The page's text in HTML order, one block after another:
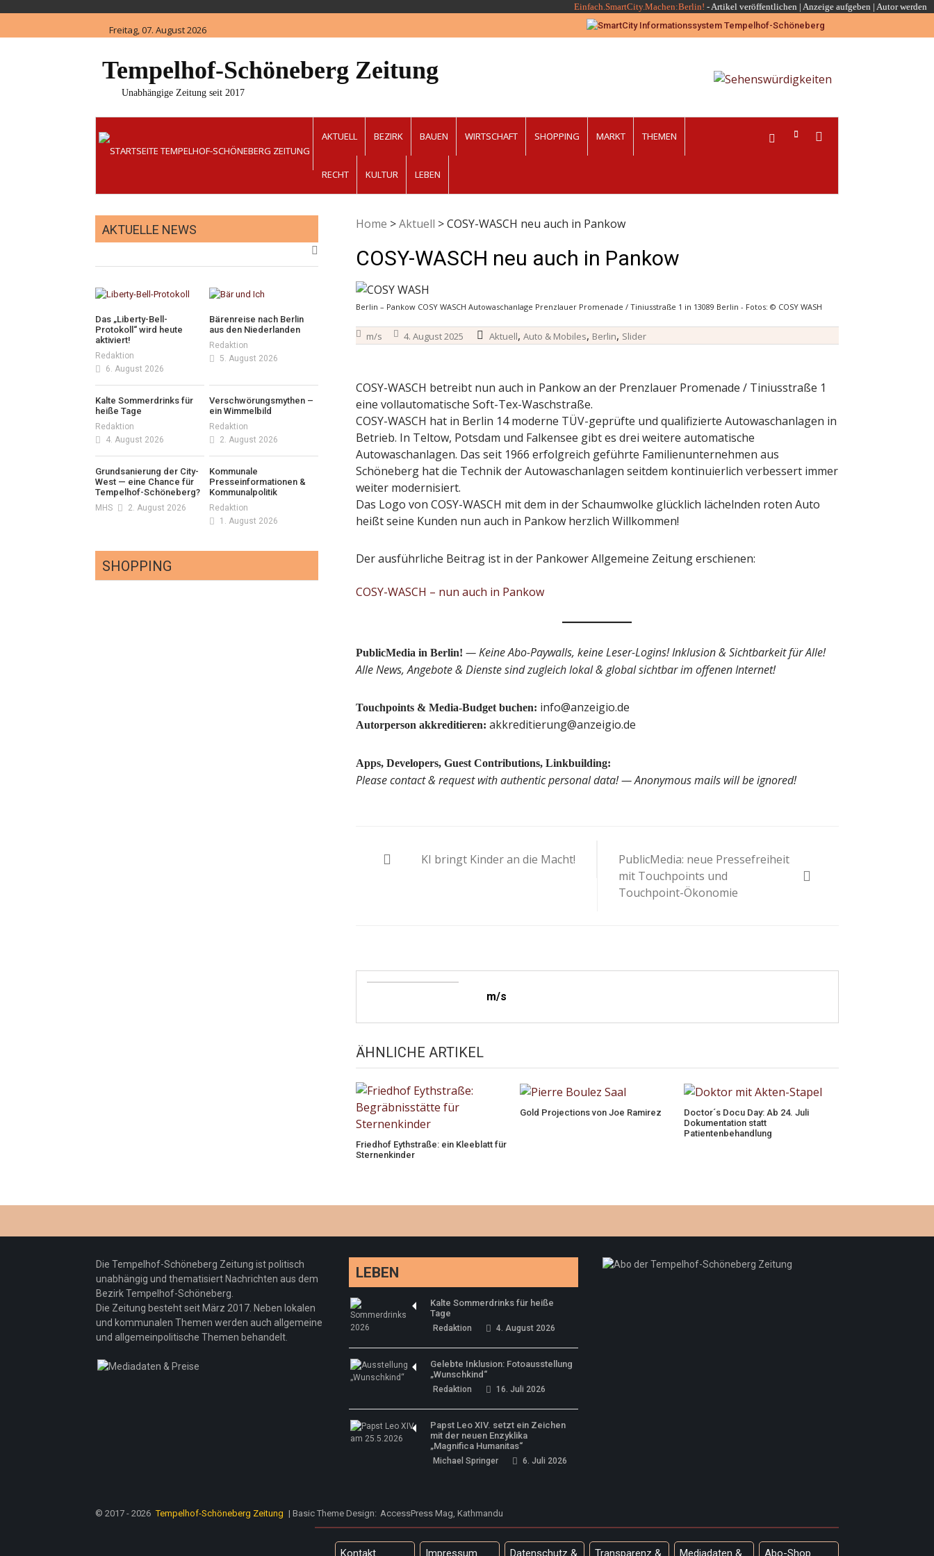
content
Einfach.SmartCity.Machen:Berlin! -Artikel veröffentlichen | Anzeige aufgeben | Autor werden
Freitag, 07. August 2026
Tempelhof-Schöneberg Zeitung
Unabhängige Zeitung seit 2017
AKTUELL BEZIRK BAUEN WIRTSCHAFT SHOPPING MARKT THEMEN
RECHT KULTUR LEBEN
Home >Aktuell >COSY-WASCH neu auch in Pankow
COSY-WASCH neu auch in Pankow
Berlin – Pankow COSY WASCH Autowaschanlage Prenzlauer Promenade / Tiniusstraße 1 in 13089 Berlin - Fotos: © COSY WASH
m/s 4. August 2025 Aktuell, Auto & Mobiles, Berlin, Slider
COSY-WASCH betreibt nun auch in Pankow an der Prenzlauer Promenade / Tiniusstraße 1
eine vollautomatische Soft-Tex-Waschstraße.
COSY-WASCH hat in Berlin 14 moderne TÜV-geprüfte und qualifizierte Autowaschanlagen in
Betrieb. In Teltow, Potsdam und Falkensee gibt es drei weitere automatische
Autowaschanlagen. Das seit 1966 erfolgreich geführte Familienunternehmen aus
Schöneberg hat die Technik der Autowaschanlagen seitdem kontinuierlich verbessert immer
weiter modernisiert.
Das Logo von COSY-WASCH mit dem in der Schaumwolke glücklich lächelnden roten Auto
heißt seine Kunden nun auch in Pankow herzlich Willkommen!
Der ausführliche Beitrag ist in der Pankower Allgemeine Zeitung erschienen:
COSY-WASCH – nun auch in Pankow
PublicMedia in Berlin! — Keine Abo-Paywalls, keine Leser-Logins! Inklusion & Sichtbarkeit für Alle!
Alle News, Angebote & Dienste sind zugleich lokal & global sichtbar im offenen Internet!
Touchpoints & Media-Budget buchen: info@anzeigio.de
Autorperson akkreditieren: akkreditierung@anzeigio.de
Apps, Developers, Guest Contributions, Linkbuilding:
Please contact & request with authentic personal data! — Anonymous mails will be ignored!
KI bringt Kinder an die Macht!
PublicMedia: neue Pressefreiheit
mit Touchpoints und
Touchpoint-Ökonomie
m/s
ÄHNLICHE ARTIKEL
Friedhof Eythstraße: ein Kleeblatt für
Sternenkinder
Gold Projections von Joe Ramirez
Doctor´s Docu Day: Ab 24. Juli
Dokumentation statt
Patientenbehandlung
AKTUELLE NEWS
Das „Liberty-Bell-
Protokoll“ wird heute
aktiviert!
Redaktion
6. August 2026
Bärenreise nach Berlin
aus den Niederlanden
Redaktion
5. August 2026
Kalte Sommerdrinks für
heiße Tage
Redaktion
4. August 2026
Verschwörungsmythen –
ein Wimmelbild
Redaktion
2. August 2026
Grundsanierung der City-
West — eine Chance für
Tempelhof-Schöneberg?
MHS 2. August 2026
Kommunale
Presseinformationen &
Kommunalpolitik
Redaktion
1. August 2026
SHOPPING
Die Tempelhof-Schöneberg Zeitung ist politisch
unabhängig und thematisiert Nachrichten aus dem
Bezirk Tempelhof-Schöneberg.
Die Zeitung besteht seit März 2017. Neben lokalen
und kommunalen Themen werden auch allgemeine
und allgemeinpolitische Themen behandelt.
LEBEN
Kalte Sommerdrinks für heiße
Tage
Redaktion 4. August 2026
Gelebte Inklusion: Fotoausstellung
„Wunschkind“
Redaktion 16. Juli 2026
Papst Leo XIV. setzt ein Zeichen
mit der neuen Enzyklika
„Magnifica Humanitas“
Michael Springer 6. Juli 2026
© 2017 - 2026 Tempelhof-Schöneberg Zeitung | Basic Theme Design: AccessPress Mag, Kathmandu
Kontakt Impressum Datenschutz & Transparenz & Mediadaten & Abo-Shop